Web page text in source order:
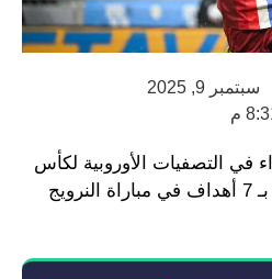
سبتمبر 9, 2025
م
في التصفيات الأوروبية لكأس
العالم 2026، بعد أن ساهم بـ 7 أهداف في مباراة النرويج